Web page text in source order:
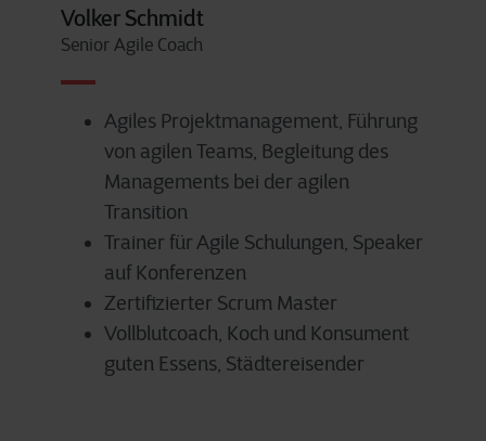
Volker Schmidt
Senior Agile Coach
Agiles Projektmanagement, Führung
von agilen Teams, Begleitung des
Managements bei der agilen
Transition
Trainer für Agile Schulungen, Speaker
auf Konferenzen
Zertifizierter Scrum Master
Vollblutcoach, Koch und Konsument
guten Essens, Städtereisender